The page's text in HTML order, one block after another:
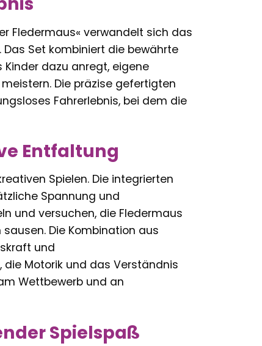
Fledermaus« verwandelt sich das
Set kombiniert die bewährte
dazu anregt, eigene
Die präzise gefertigten
Fahrerlebnis, bei dem die
Entfaltung
Spielen. Die integrierten
Spannung und
und versuchen, die Fledermaus
Die Kombination aus
und
Motorik und das Verständnis
Wettbewerb und an
Spielspaß